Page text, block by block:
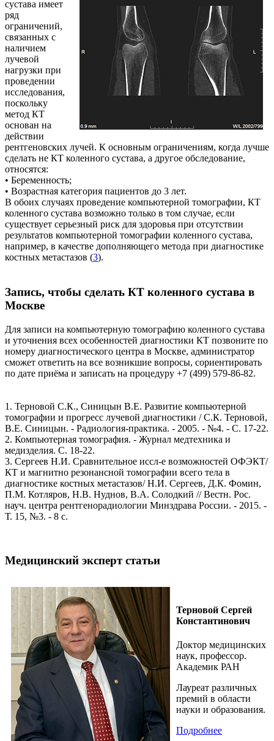
сустава имеет
ряд
ограничений,
связанных с
наличием
лучевой
нагрузки при
проведении
исследования,
поскольку
метод КТ
основан на
действии
рентгеновских лучей. К основным ограничениям, когда лучше
сделать не КТ коленного сустава, а другое обследование,
относятся:
• Беременность;
• Возрастная категория пациентов до 3 лет.
В обоих случаях проведение компьютерной томографии, КТ
коленного сустава возможно только в том случае, если
существует серьезный риск для здоровья при отсутствии
результатов компьютерной томографии коленного сустава,
например, в качестве дополняющего метода при диагностике
костных метастазов (3).
Запись, чтобы сделать КТ коленного сустава в
Москве
Для записи на компьютерную томографию коленного сустава
и уточнения всех особенностей диагностики КТ позвоните по
номеру диагностического центра в Москве, администратор
сможет ответить на все возникшие вопросы, сориентировать
по дате приёма и записать на процедуру +7 (499) 579-86-82.
1. Терновой С.К., Синицын В.Е. Развитие компьютерной
томографии и прогресс лучевой диагностики / С.К. Терновой,
В.Е. Синицын. - Радиология-практика. - 2005. - №4. - С. 17-22.
2. Компьютерная томография. - Журнал медтехника и
медизделия. С. 18-22.
3. Сергеев Н.И. Сравнительное иссл-е возможностей ОФЭКТ/
КТ и магнитно резонансной томографии всего тела в
диагностике костных метастазов/ Н.И. Сергеев, Д.К. Фомин,
П.М. Котляров, Н.В. Нуднов, В.А. Солодкий // Вестн. Рос.
науч. центра рентгенорадиологии Минздрава России. - 2015. -
Т. 15, №3. - 8 с.
Медицинский эксперт статьи
Терновой Сергей
Константинович
Доктор медицинских
наук, профессор.
Академик РАН
Лауреат различных
премий в области
науки и образования.
Подробнее